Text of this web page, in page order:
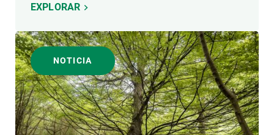
EXPLORAR
NOTICIA